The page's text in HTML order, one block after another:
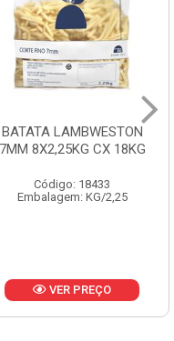
BATATA LAMBWESTON
7MM 8X2,25KG CX 18KG
Código: 18433
Embalagem: KG/2,25
VER PREÇO